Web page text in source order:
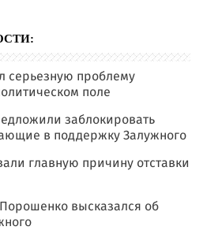
серьезную проблему
поле
заблокировать
в поддержку Залужного
главную причину отставки
высказался об